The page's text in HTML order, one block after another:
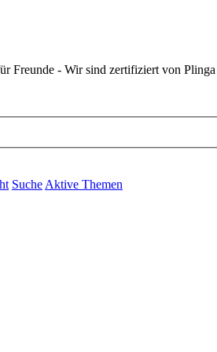
Freunde - Wir sind zertifiziert von Plinga
SucheAktive Themen